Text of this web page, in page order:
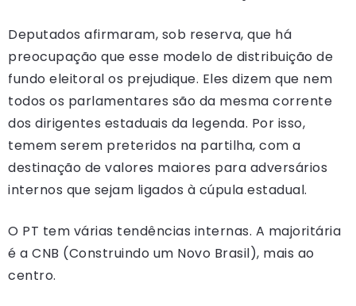
Deputados afirmaram, sob reserva, que há
preocupação que esse modelo de distribuição de
fundo eleitoral os prejudique. Eles dizem que nem
todos os parlamentares são da mesma corrente
dos dirigentes estaduais da legenda. Por isso,
temem serem preteridos na partilha, com a
destinação de valores maiores para adversários
internos que sejam ligados à cúpula estadual.
O PT tem várias tendências internas. A majoritária
é a CNB (Construindo um Novo Brasil), mais ao
centro.